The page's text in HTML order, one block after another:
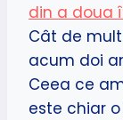
din a doua
Cât de
acum doi
Ceea ce
este chiar